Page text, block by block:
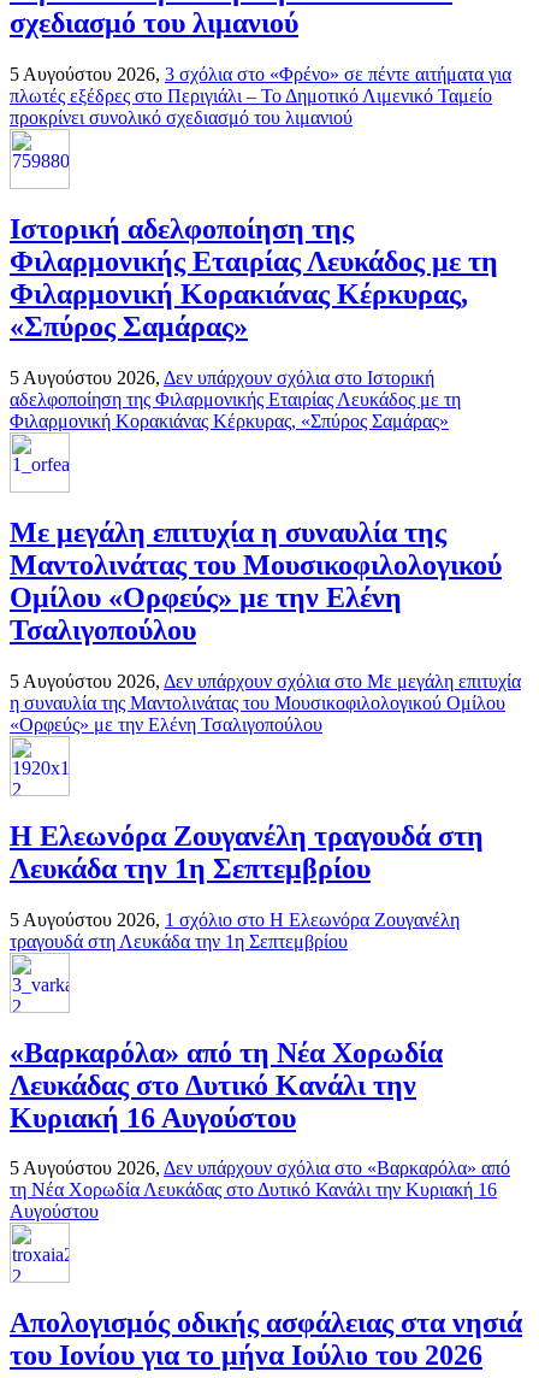
σχεδιασμό του λιμανιού
5 Αυγούστου 2026, 3 σχόλια στο «Φρένο» σε πέντε αιτήματα για
πλωτές εξέδρες στο Περιγιάλι – Το Δημοτικό Λιμενικό Ταμείο
προκρίνει συνολικό σχεδιασμό του λιμανιού
Ιστορική αδελφοποίηση της
Φιλαρμονικής Εταιρίας Λευκάδος με τη
Φιλαρμονική Κορακιάνας Κέρκυρας,
«Σπύρος Σαμάρας»
5 Αυγούστου 2026, Δεν υπάρχουν σχόλια στο Ιστορική
αδελφοποίηση της Φιλαρμονικής Εταιρίας Λευκάδος με τη
Φιλαρμονική Κορακιάνας Κέρκυρας, «Σπύρος Σαμάρας»
Με μεγάλη επιτυχία η συναυλία της
Μαντολινάτας του Μουσικοφιλολογικού
Ομίλου «Ορφεύς» με την Ελένη
Τσαλιγοπούλου
5 Αυγούστου 2026, Δεν υπάρχουν σχόλια στο Με μεγάλη επιτυχία
η συναυλία της Μαντολινάτας του Μουσικοφιλολογικού Ομίλου
«Ορφεύς» με την Ελένη Τσαλιγοπούλου
Η Ελεωνόρα Ζουγανέλη τραγουδά στη
Λευκάδα την 1η Σεπτεμβρίου
5 Αυγούστου 2026, 1 σχόλιο στο Η Ελεωνόρα Ζουγανέλη
τραγουδά στη Λευκάδα την 1η Σεπτεμβρίου
«Βαρκαρόλα» από τη Νέα Χορωδία
Λευκάδας στο Δυτικό Κανάλι την
Κυριακή 16 Αυγούστου
5 Αυγούστου 2026, Δεν υπάρχουν σχόλια στο «Βαρκαρόλα» από
τη Νέα Χορωδία Λευκάδας στο Δυτικό Κανάλι την Κυριακή 16
Αυγούστου
Απολογισμός οδικής ασφάλειας στα νησιά
του Ιονίου για το μήνα Ιούλιο του 2026